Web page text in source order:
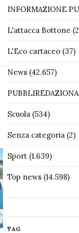
INFORMAZIONE
L'attacca Bottone
L'Eco cartaceo(37)
News(42.657)
Scuola(534)
Senza categoria(2)
Sport(1.639)
Top news(14.598)
TAG